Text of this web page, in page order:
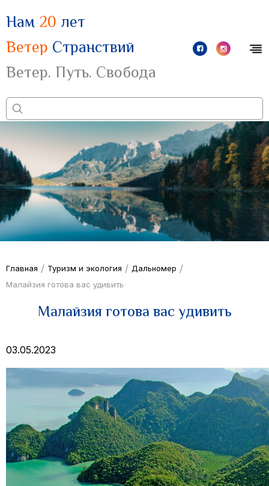
Нам 20 лет
Ветер Странствий
Ветер. Путь. Свобода
Главная / Туризм и экология / Дальномер /
Малайзия готова вас удивить
Малайзия готова вас удивить
03.05.2023